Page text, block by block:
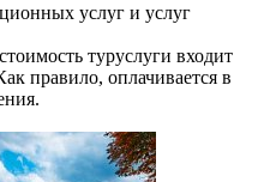
услуг и услуг
туруслуги входит
правило, оплачивается в